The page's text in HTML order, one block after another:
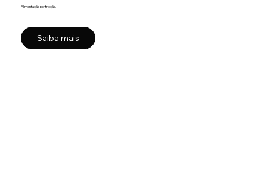
Alimentação por fricção.
Saiba mais